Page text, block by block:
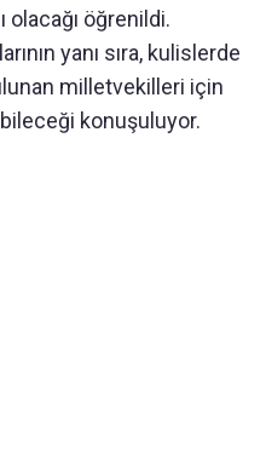
olacağı öğrenildi.
yanı sıra, kulislerde
milletvekilleri için
konuşuluyor.